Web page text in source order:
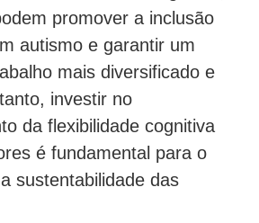
promover a inclusão
autismo e garantir um
mais diversificado e
investir no
da flexibilidade cognitiva
é fundamental para o
sustentabilidade das